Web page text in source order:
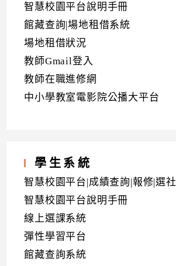
智慧校園平台說明手冊
館藏查詢|場地租借系統
場地租借狀況
教師Gmail登入
教師在職進修網
中小學教室電影院公播大平台
學生系統
智慧校園平台|成績查詢|報修|選社
智慧校園平台說明手冊
線上選課系統
彈性學習平台
館藏查詢系統